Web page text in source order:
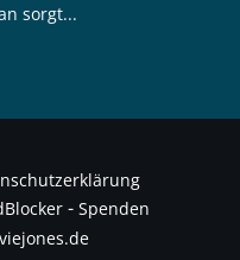
sorgt...
- Spenden